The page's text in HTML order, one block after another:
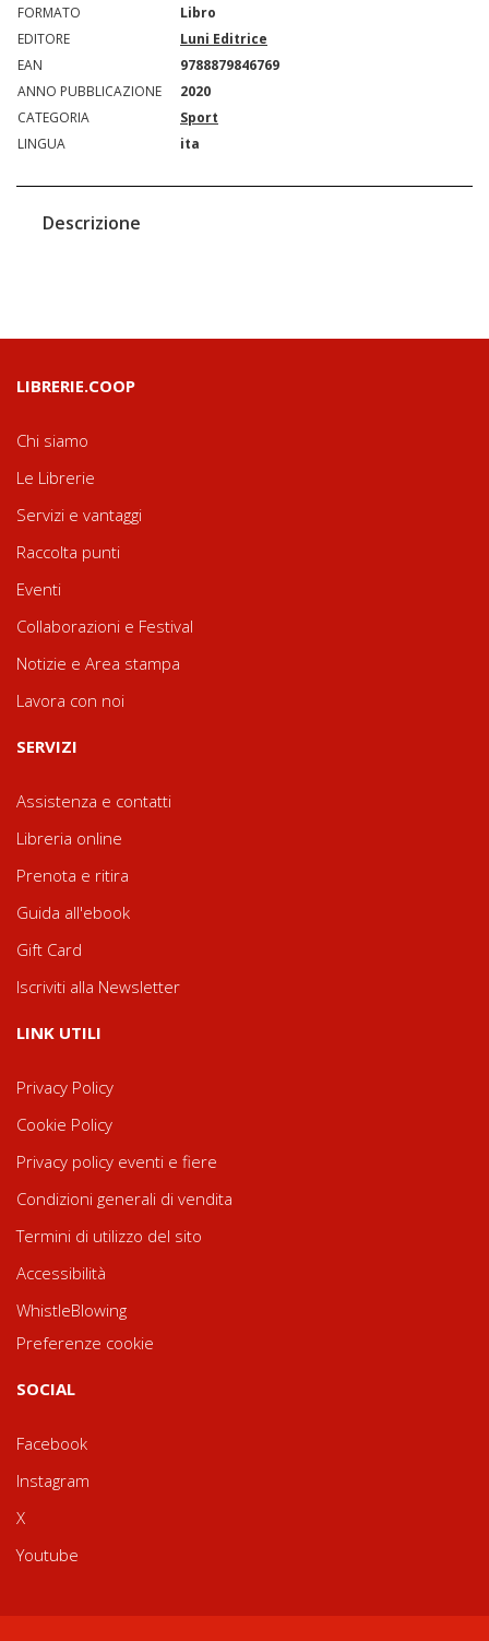
FORMATO
Libro
EDITORE
Luni Editrice
EAN
9788879846769
ANNO PUBBLICAZIONE
2020
CATEGORIA
Sport
LINGUA
ita
Descrizione
LIBRERIE.COOP
Chi siamo
Le Librerie
Servizi e vantaggi
Raccolta punti
Eventi
Collaborazioni e Festival
Notizie e Area stampa
Lavora con noi
SERVIZI
Assistenza e contatti
Libreria online
Prenota e ritira
Guida all'ebook
Gift Card
Iscriviti alla Newsletter
LINK UTILI
Privacy Policy
Cookie Policy
Privacy policy eventi e fiere
Condizioni generali di vendita
Termini di utilizzo del sito
Accessibilità
WhistleBlowing
Preferenze cookie
SOCIAL
Facebook
Instagram
X
Youtube